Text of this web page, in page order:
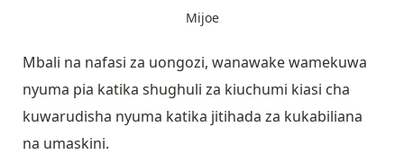
Mijoe
Mbali na nafasi za uongozi, wanawake wamekuwa
nyuma pia katika shughuli za kiuchumi kiasi cha
kuwarudisha nyuma katika jitihada za kukabiliana
na umaskini.